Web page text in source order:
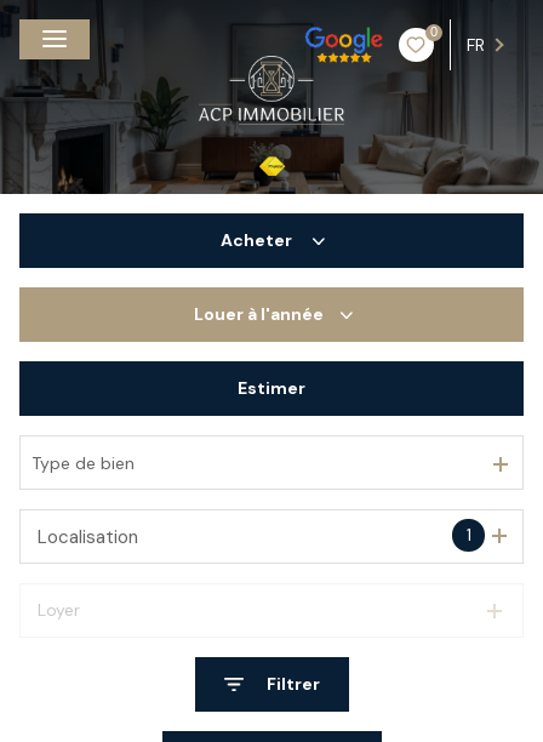
0
FR
Acheter
Louer à l'année
De l'immo pro
Estimer
Type de bien
1
Localisation
Loyer
Filtrer